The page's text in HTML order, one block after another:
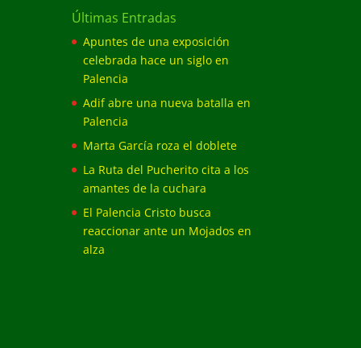
Últimas Entradas
Apuntes de una exposición
celebrada hace un siglo en
Palencia
Adif abre una nueva batalla en
Palencia
Marta García roza el doblete
La Ruta del Pucherito cita a los
amantes de la cuchara
El Palencia Cristo busca
reaccionar ante un Mojados en
alza